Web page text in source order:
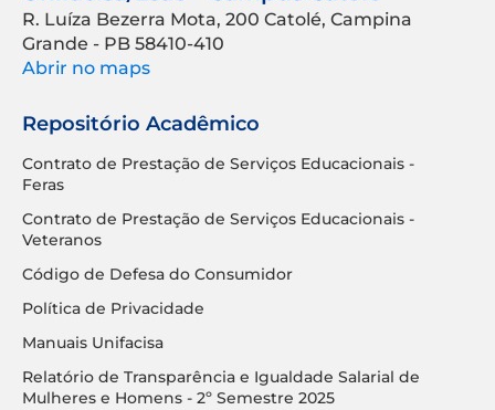
R. Luíza Bezerra Mota, 200 Catolé, Campina
Grande - PB 58410-410
Abrir no maps
Repositório Acadêmico
Contrato de Prestação de Serviços Educacionais -
Feras
Contrato de Prestação de Serviços Educacionais -
Veteranos
Código de Defesa do Consumidor
Política de Privacidade
Manuais Unifacisa
Relatório de Transparência e Igualdade Salarial de
Mulheres e Homens - 2º Semestre 2025